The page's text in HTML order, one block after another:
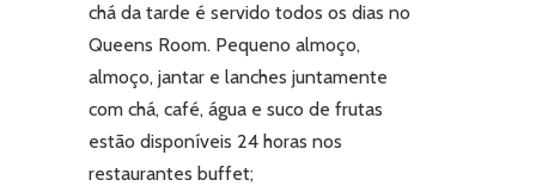
chá da tarde é servido todos os dias no
Queens Room. Pequeno almoço,
almoço, jantar e lanches juntamente
com chá, café, água e suco de frutas
estão disponíveis 24 horas nos
restaurantes buffet;